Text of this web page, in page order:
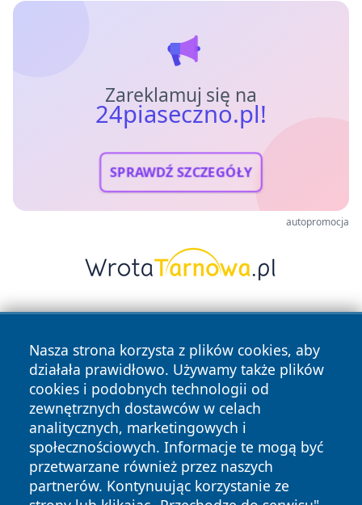
Zareklamuj się na
24piaseczno.pl!
SPRAWDŹ SZCZEGÓŁY
autopromocja
Nasza strona korzysta z plików cookies, aby
działała prawidłowo. Używamy także plików
cookies i podobnych technologii od
zewnętrznych dostawców w celach
analitycznych, marketingowych i
społecznościowych. Informacje te mogą być
przetwarzane również przez naszych
partnerów. Kontynuując korzystanie ze
Copyright © 2026 24piaseczno.pl Wszystkie prawa
zastrzeżone.
News Autorzy
Polityka
Polityka